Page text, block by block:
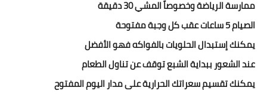
ممارسة الرياضة وخصوصاً المشي 30 دقيقة
الصيام 5 ساعات عقب كل وجبة مفتوحة
يمكنك إستبدال الحلويات بالفواكه فهو الأفضل
عند الشعور ببداية الشبع توقف عن تناول الطعام
يمكنك تقسيم سعراتك الحرارية على مدار اليوم المفتوح